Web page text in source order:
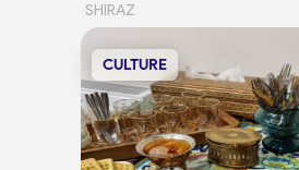
SHIRAZ
CULTURE